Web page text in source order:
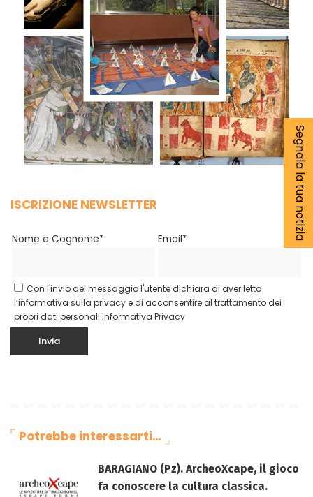
ISCRIZIONE NEWSLETTER
Nome e Cognome* Email*
Con l'invio del messaggio l'utente dichiara di aver letto
l’informativa sulla privacy e di acconsentire al trattamento dei
propri dati personali.Informativa Privacy
Potrebbe interessarti…
BARAGIANO (Pz). ArcheoXcape, il gioco
fa conoscere la cultura classica.
Segnala la tua notizia